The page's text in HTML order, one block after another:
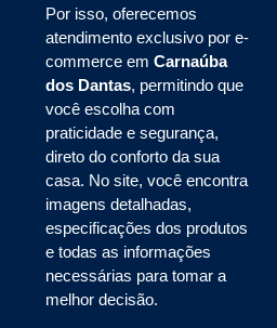
Por isso, oferecemos
atendimento exclusivo por e-
commerce em Carnaúba
dos Dantas, permitindo que
você escolha com
praticidade e segurança,
direto do conforto da sua
casa. No site, você encontra
imagens detalhadas,
especificações dos produtos
e todas as informações
necessárias para tomar a
melhor decisão.